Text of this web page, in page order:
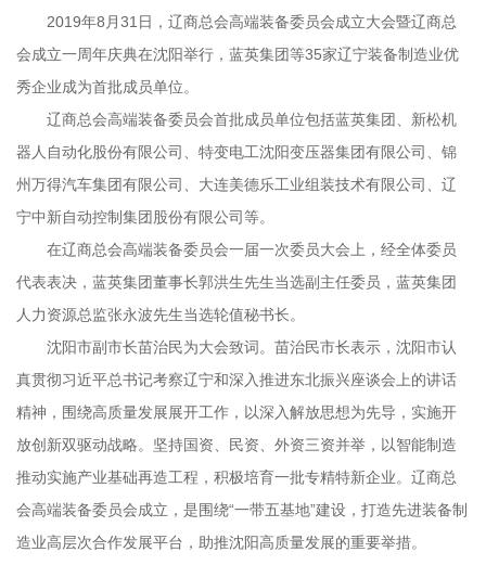
2019年8月31日，辽商总会高端装备委员会成立大会暨辽商总
会成立一周年庆典在沈阳举行，蓝英集团等35家辽宁装备制造业优
秀企业成为首批成员单位。
辽商总会高端装备委员会首批成员单位包括蓝英集团、新松机
器人自动化股份有限公司、特变电工沈阳变压器集团有限公司、锦
州万得汽车集团有限公司、大连美德乐工业组装技术有限公司、辽
宁中新自动控制集团股份有限公司等。
在辽商总会高端装备委员会一届一次委员大会上，经全体委员
代表表决，蓝英集团董事长郭洪生先生当选副主任委员，蓝英集团
人力资源总监张永波先生当选轮值秘书长。
沈阳市副市长苗治民为大会致词。苗治民市长表示，沈阳市认
真贯彻习近平总书记考察辽宁和深入推进东北振兴座谈会上的讲话
精神，围绕高质量发展展开工作，以深入解放思想为先导，实施开
放创新双驱动战略。坚持国资、民资、外资三资并举，以智能制造
推动实施产业基础再造工程，积极培育一批专精特新企业。辽商总
会高端装备委员会成立，是围绕“一带五基地”建设，打造先进装备制
造业高层次合作发展平台，助推沈阳高质量发展的重要举措。